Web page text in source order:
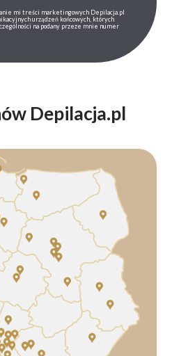
mi treści marketingowych Depilacja.pl
urządzeń końcowych, których
na podany przeze mnie numer
Depilacja.pl